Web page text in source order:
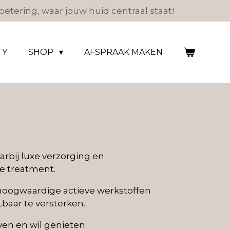
waar jouw huid centraal staat!
SHOP AFSPRAAK MAKEN
luxe verzorging en
treatment.
actieve werkstoffen
te versterken.
en wil genieten